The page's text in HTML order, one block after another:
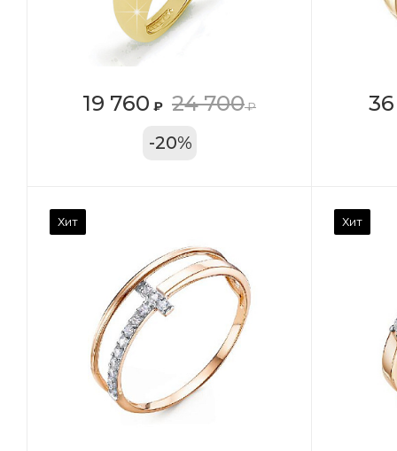
19 760 ₽ 24 700₽
-20%
Цвет золота
КРАС
ТРЦ «Московский
Проспект»
Хит Хит
Вес драгметалла
1.27
Марка (бренд)
Дельта
Цвет золота